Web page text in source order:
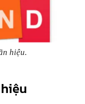
hiệu.